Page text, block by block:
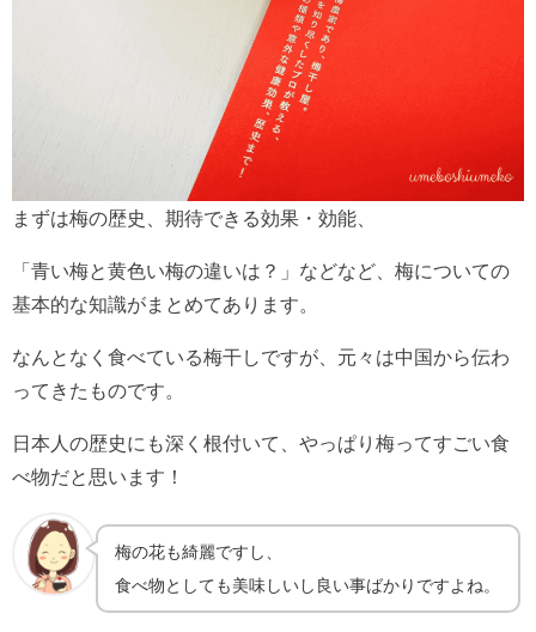
まずは梅の歴史、期待できる効果・効能、
「青い梅と黄色い梅の違いは？」などなど、梅についての
基本的な知識がまとめてあります。
なんとなく食べている梅干しですが、元々は中国から伝わ
ってきたものです。
日本人の歴史にも深く根付いて、やっぱり梅ってすごい食
べ物だと思います！
梅の花も綺麗ですし、
食べ物としても美味しいし良い事ばかりですよね。